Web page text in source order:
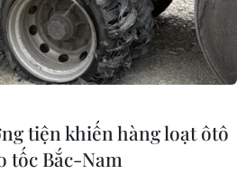
tiện khiến hàng loạt ôtô
tốc Bắc-Nam